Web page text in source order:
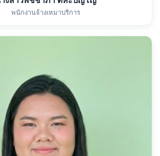
พนักงานจ้างเหมาบริการ